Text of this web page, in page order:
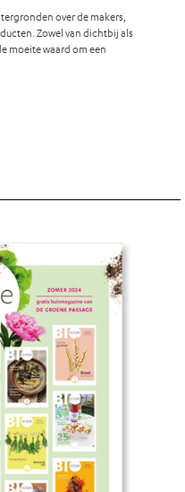
over de makers,
Zowel van dichtbij als
moeite waard om een